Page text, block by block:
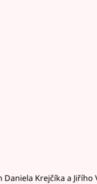
Daniela Krejčíka a